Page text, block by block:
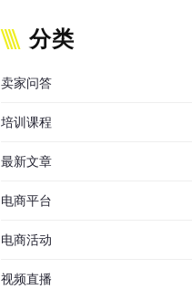
分类
卖家问答
培训课程
最新文章
电商平台
电商活动
视频直播